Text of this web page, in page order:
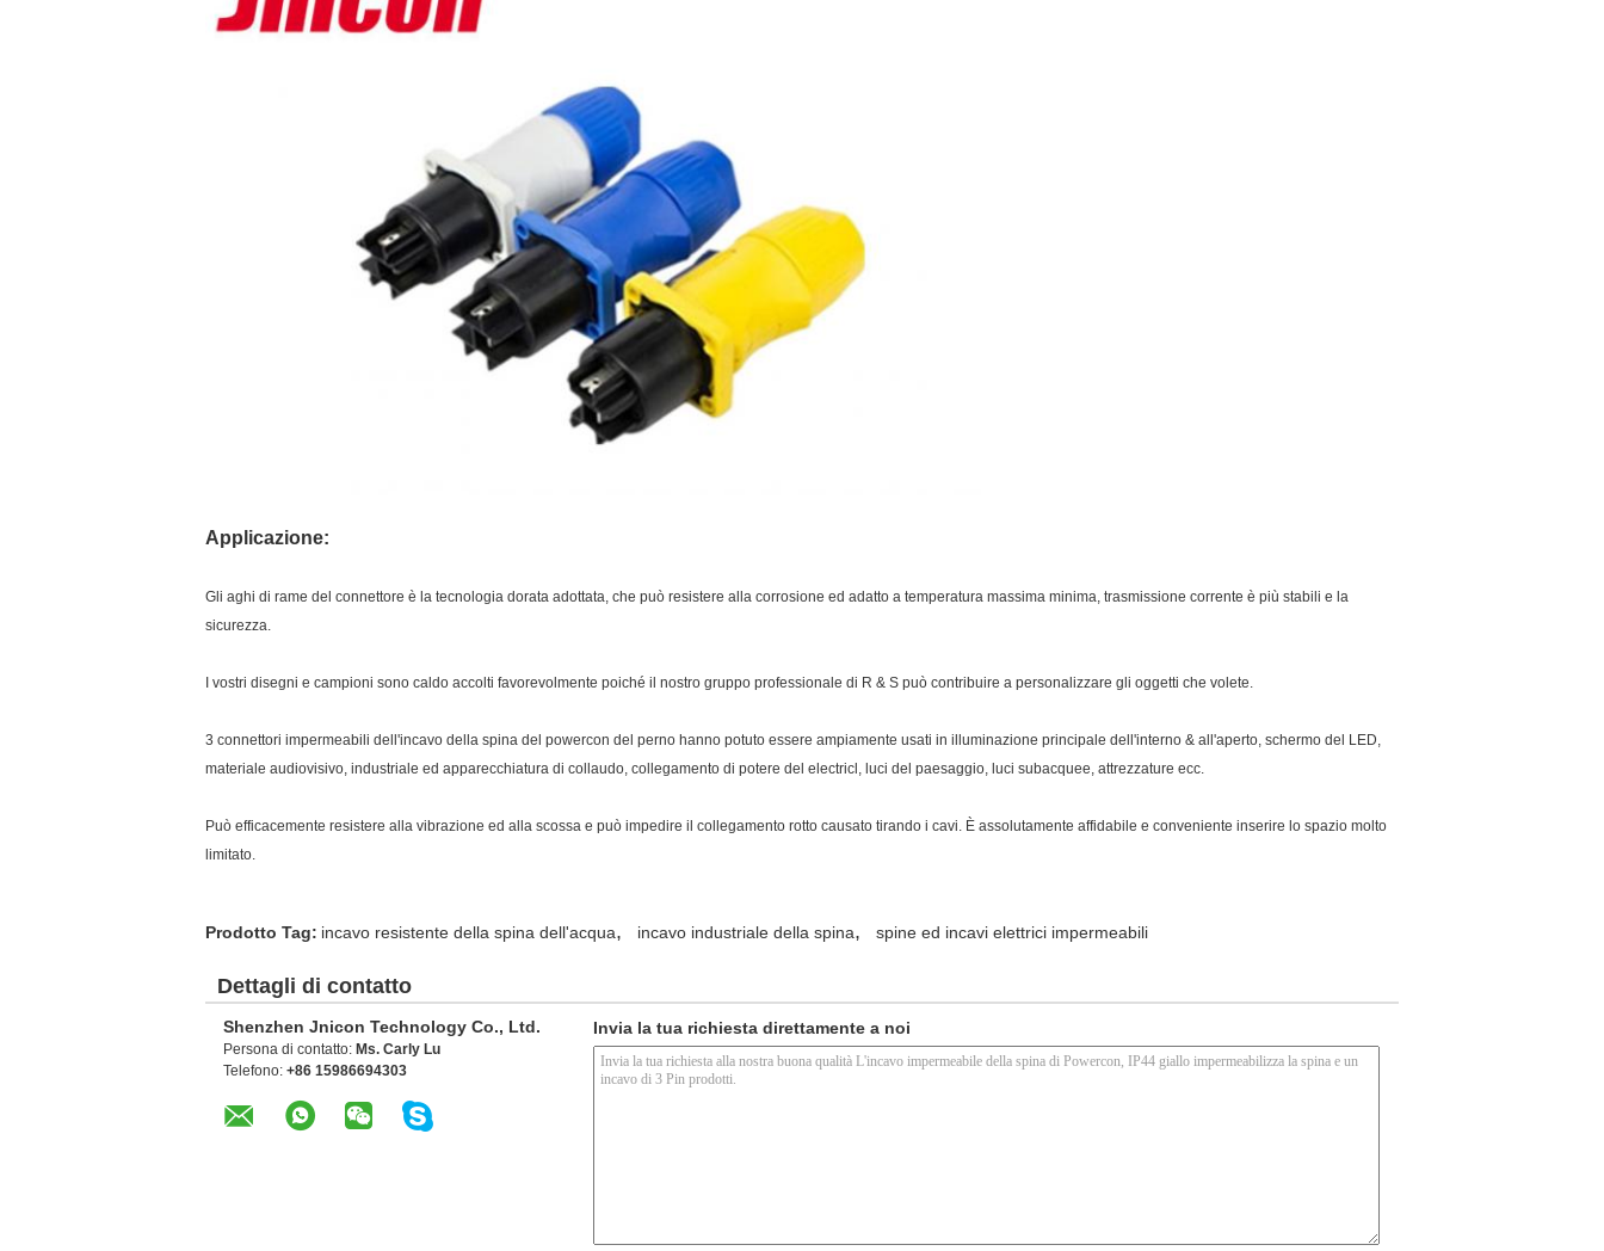
Applicazione:
Gli aghi di rame del connettore è la tecnologia dorata adottata, che può resistere alla corrosione ed adatto a temperatura massima minima, trasmissione corrente è più stabili e la
sicurezza.
I vostri disegni e campioni sono caldo accolti favorevolmente poiché il nostro gruppo professionale di R & S può contribuire a personalizzare gli oggetti che volete.
3 connettori impermeabili dell'incavo della spina del powercon del perno hanno potuto essere ampiamente usati in illuminazione principale dell'interno & all'aperto, schermo del LED,
materiale audiovisivo, industriale ed apparecchiatura di collaudo, collegamento di potere del electricl, luci del paesaggio, luci subacquee, attrezzature ecc.
Può efficacemente resistere alla vibrazione ed alla scossa e può impedire il collegamento rotto causato tirando i cavi. È assolutamente affidabile e conveniente inserire lo spazio molto
limitato.
Prodotto Tag: incavo resistente della spina dell'acqua, incavo industriale della spina, spine ed incavi elettrici impermeabili
Dettagli di contatto
Shenzhen Jnicon Technology Co., Ltd.
Persona di contatto: Ms. Carly Lu
Telefono: +86 15986694303
Invia la tua richiesta direttamente a noi